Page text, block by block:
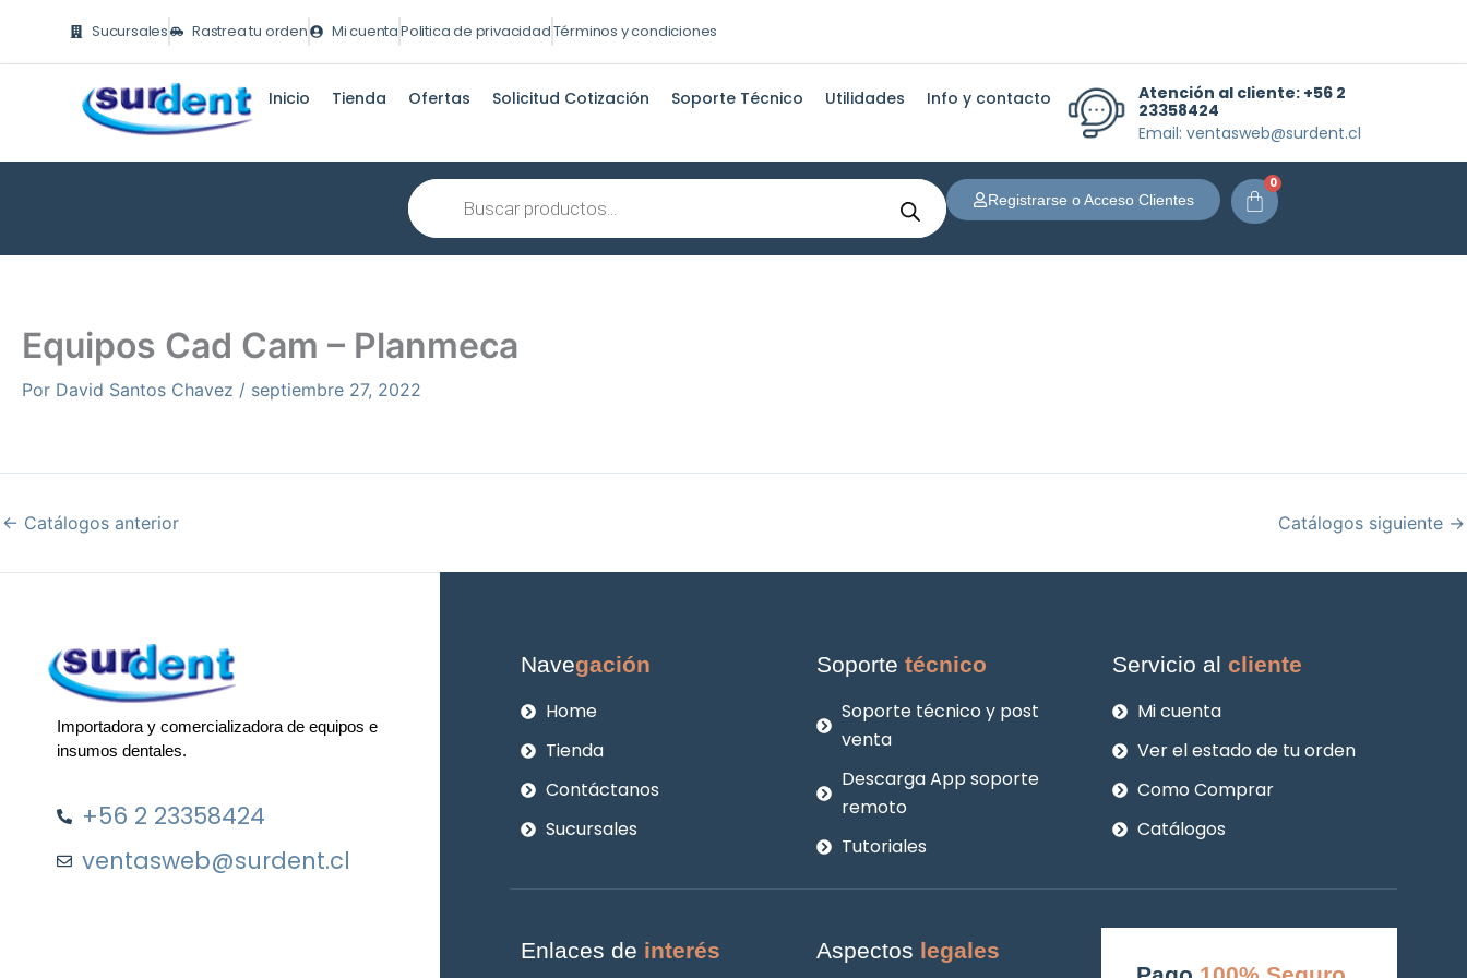
contenido
Sucursales Rastrea tu orden Mi cuentaPolitica de privacidadTérminos y condiciones
Inicio Tienda Ofertas Solicitud Cotización Soporte Técnico Utilidades Info y contacto Atención al cliente: +56 2
23358424
Email: ventasweb@surdent.cl
Búsqueda
de
productos
Registrarse o Acceso Clientes
0
Carrito
Equipos Cad Cam – Planmeca
Por David Santos Chavez / septiembre 27, 2022
← Catálogos anterior Catálogos siguiente →
Importadora y comercializadora de equipos e
insumos dentales.
+56 2 23358424
ventasweb@surdent.cl
Navegación
Home
Tienda
Contáctanos
Sucursales
Soportetécnico
Soporte técnico y post
venta
Descarga App soporte
remoto
Tutoriales
Servicio alcliente
Mi cuenta
Ver el estado de tu orden
Como Comprar
Catálogos
Enlaces de interés Aspectos legales